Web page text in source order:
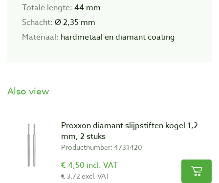
Totale lengte: 44 mm
Schacht: Ø 2,35 mm
Materiaal: hardmetaal en diamant coating
Also view
Proxxon diamant slijpstiften kogel 1,2
mm, 2 stuks
Productnumber: 4731420
€ 4,50 incl. VAT
€ 3,72 excl. VAT